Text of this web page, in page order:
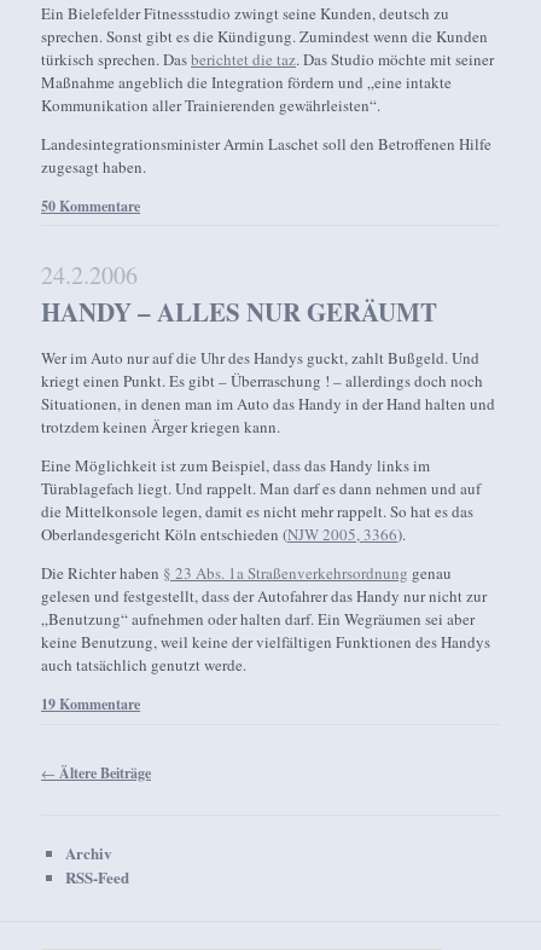
Ein Bielefelder Fitnessstudio zwingt seine Kunden, deutsch zu
sprechen. Sonst gibt es die Kündigung. Zumindest wenn die Kunden
türkisch sprechen. Dasberichtet die taz. Das Studio möchte mit seiner
Maßnahme angeblich die Integration fördern und „eine intakte
Kommunikation aller Trainierenden gewährleisten“.
Landesintegrationsminister Armin Laschet soll den Betroffenen Hilfe
zugesagt haben.
50 Kommentare
24.2.2006
HANDY – ALLES NUR GERÄUMT
Wer im Auto nur auf die Uhr des Handys guckt, zahlt Bußgeld. Und
kriegt einen Punkt. Es gibt – Überraschung ! – allerdings doch noch
Situationen, in denen man im Auto das Handy in der Hand halten und
trotzdem keinen Ärger kriegen kann.
Eine Möglichkeit ist zum Beispiel, dass das Handy links im
Türablagefach liegt. Und rappelt. Man darf es dann nehmen und auf
die Mittelkonsole legen, damit es nicht mehr rappelt. So hat es das
Oberlandesgericht Köln entschieden (NJW 2005, 3366).
Die Richter haben § 23 Abs. 1a Straßenverkehrsordnung genau
gelesen und festgestellt, dass der Autofahrer das Handy nur nicht zur
„Benutzung“ aufnehmen oder halten darf. Ein Wegräumen sei aber
keine Benutzung, weil keine der vielfältigen Funktionen des Handys
auch tatsächlich genutzt werde.
19 Kommentare
Beitragsnavigation
← Ältere Beiträge
Archiv
RSS-Feed